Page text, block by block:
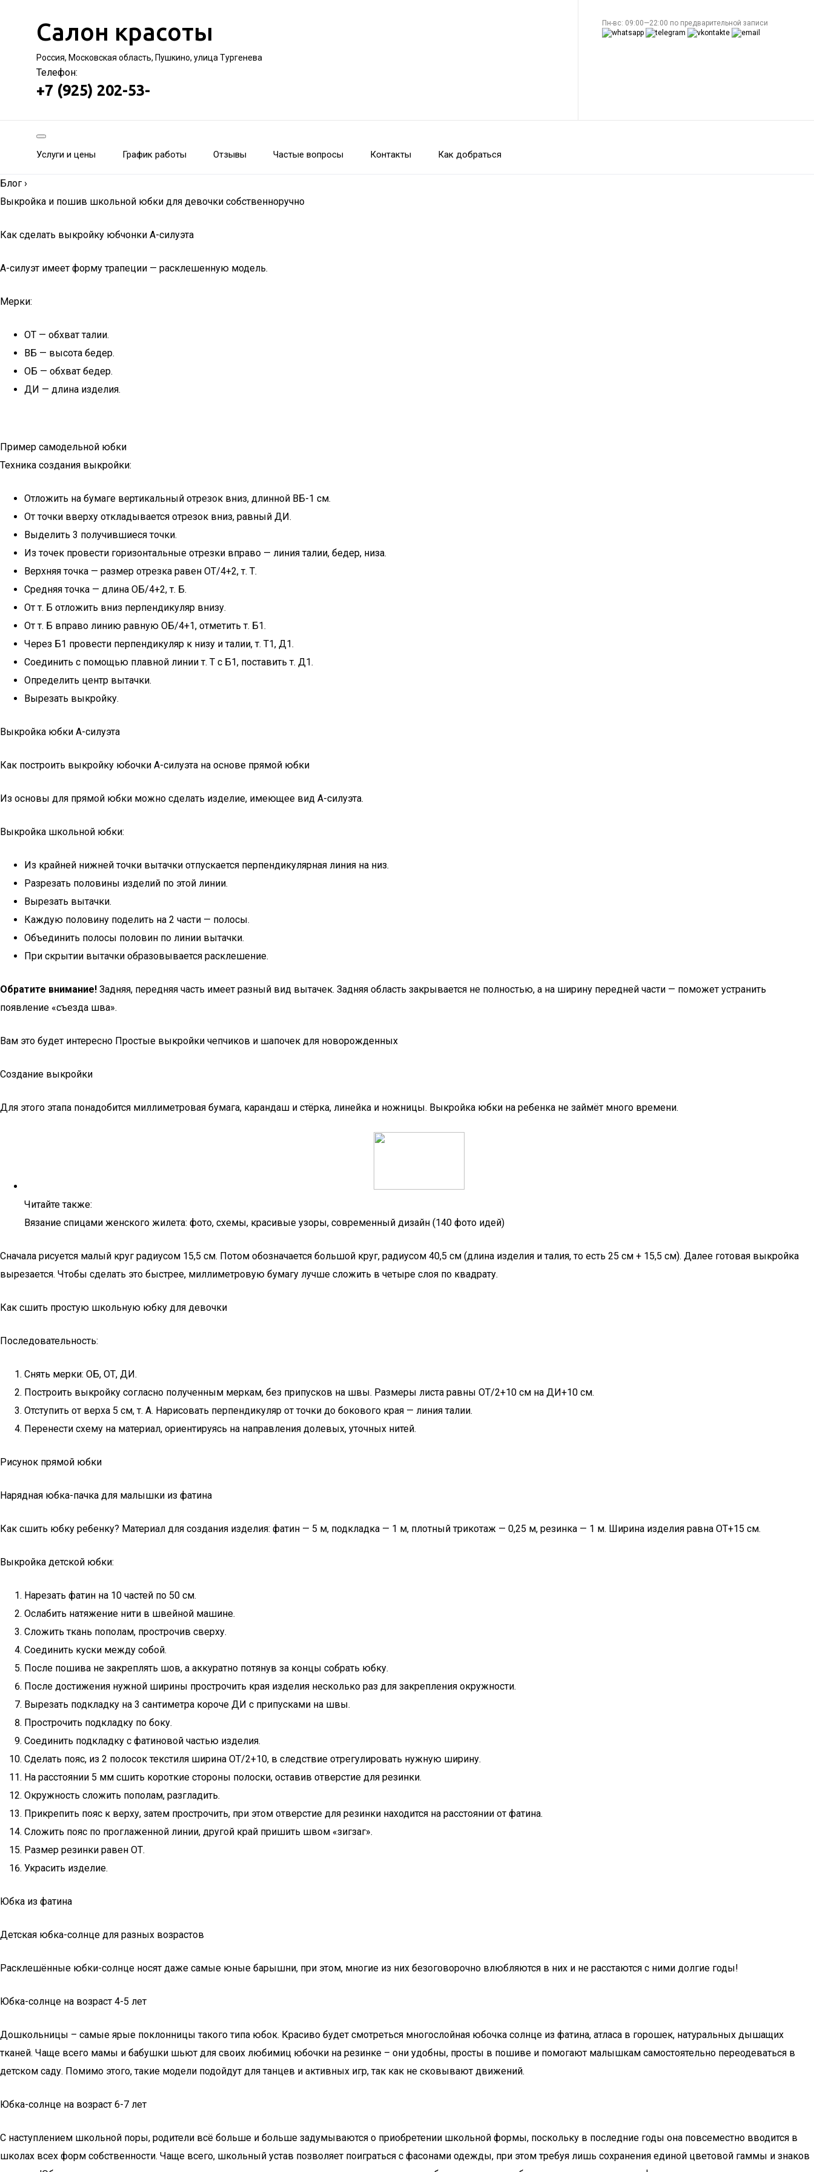
Салон красоты
Россия, Московская область, Пушкино, улица Тургенева
Телефон:
+7 (925) 202-53-
Пн-вс: 09:00—22:00 по предварительной записи
Услуги и цены График работы Отзывы Частые вопросы Контакты Как добраться
Блог ›
Выкройка и пошив школьной юбки для девочки собственноручно
Как сделать выкройку юбчонки А-силуэта
А-силуэт имеет форму трапеции — расклешенную модель.
Мерки:
ОТ — обхват талии.
ВБ — высота бедер.
ОБ — обхват бедер.
ДИ — длина изделия.
Пример самодельной юбки
Техника создания выкройки:
Отложить на бумаге вертикальный отрезок вниз, длинной ВБ-1 см.
От точки вверху откладывается отрезок вниз, равный ДИ.
Выделить 3 получившиеся точки.
Из точек провести горизонтальные отрезки вправо — линия талии, бедер, низа.
Верхняя точка — размер отрезка равен ОТ/4+2, т. Т.
Средняя точка — длина ОБ/4+2, т. Б.
От т. Б отложить вниз перпендикуляр внизу.
От т. Б вправо линию равную ОБ/4+1, отметить т. Б1.
Через Б1 провести перпендикуляр к низу и талии, т. Т1, Д1.
Соединить с помощью плавной линии т. Т с Б1, поставить т. Д1.
Определить центр вытачки.
Вырезать выкройку.
Выкройка юбки А-силуэта
Как построить выкройку юбочки А-силуэта на основе прямой юбки
Из основы для прямой юбки можно сделать изделие, имеющее вид А-силуэта.
Выкройка школьной юбки:
Из крайней нижней точки вытачки отпускается перпендикулярная линия на низ.
Разрезать половины изделий по этой линии.
Вырезать вытачки.
Каждую половину поделить на 2 части — полосы.
Объединить полосы половин по линии вытачки.
При скрытии вытачки образовывается расклешение.
Обратите внимание! Задняя, передняя часть имеет разный вид вытачек. Задняя область закрывается не полностью, а на ширину передней части — поможет устранить
появление «съезда шва».
Вам это будет интересно Простые выкройки чепчиков и шапочек для новорожденных
Создание выкройки
Для этого этапа понадобится миллиметровая бумага, карандаш и стёрка, линейка и ножницы. Выкройка юбки на ребенка не займёт много времени.
Читайте также:
Вязание спицами женского жилета: фото, схемы, красивые узоры, современный дизайн (140 фото идей)
Сначала рисуется малый круг радиусом 15,5 см. Потом обозначается большой круг, радиусом 40,5 см (длина изделия и талия, то есть 25 см + 15,5 см). Далее готовая выкройка
вырезается. Чтобы сделать это быстрее, миллиметровую бумагу лучше сложить в четыре слоя по квадрату.
Как сшить простую школьную юбку для девочки
Последовательность:
Снять мерки: ОБ, ОТ, ДИ.
Построить выкройку согласно полученным меркам, без припусков на швы. Размеры листа равны ОТ/2+10 см на ДИ+10 см.
Отступить от верха 5 см, т. А. Нарисовать перпендикуляр от точки до бокового края — линия талии.
Перенести схему на материал, ориентируясь на направления долевых, уточных нитей.
Рисунок прямой юбки
Нарядная юбка-пачка для малышки из фатина
Как сшить юбку ребенку? Материал для создания изделия: фатин — 5 м, подкладка — 1 м, плотный трикотаж — 0,25 м, резинка — 1 м. Ширина изделия равна ОТ+15 см.
Выкройка детской юбки:
Нарезать фатин на 10 частей по 50 см.
Ослабить натяжение нити в швейной машине.
Сложить ткань пополам, прострочив сверху.
Соединить куски между собой.
После пошива не закреплять шов, а аккуратно потянув за концы собрать юбку.
После достижения нужной ширины прострочить края изделия несколько раз для закрепления окружности.
Вырезать подкладку на 3 сантиметра короче ДИ с припусками на швы.
Прострочить подкладку по боку.
Соединить подкладку с фатиновой частью изделия.
Сделать пояс, из 2 полосок текстиля ширина ОТ/2+10, в следствие отрегулировать нужную ширину.
На расстоянии 5 мм сшить короткие стороны полоски, оставив отверстие для резинки.
Окружность сложить пополам, разгладить.
Прикрепить пояс к верху, затем прострочить, при этом отверстие для резинки находится на расстоянии от фатина.
Сложить пояс по проглаженной линии, другой край пришить швом «зигзаг».
Размер резинки равен ОТ.
Украсить изделие.
Юбка из фатина
Детская юбка-солнце для разных возрастов
Расклешённые юбки-солнце носят даже самые юные барышни, при этом, многие из них безоговорочно влюбляются в них и не расстаются с ними долгие годы!
Юбка-солнце на возраст 4-5 лет
Дошкольницы – самые ярые поклонницы такого типа юбок. Красиво будет смотреться многослойная юбочка солнце из фатина, атласа в горошек, натуральных дышащих
тканей. Чаще всего мамы и бабушки шьют для своих любимиц юбочки на резинке – они удобны, просты в пошиве и помогают малышкам самостоятельно переодеваться в
детском саду. Помимо этого, такие модели подойдут для танцев и активных игр, так как не сковывают движений.
Юбка-солнце на возраст 6-7 лет
С наступлением школьной поры, родители всё больше и больше задумываются о приобретении школьной формы, поскольку в последние годы она повсеместно вводится в
школах всех форм собственности. Чаще всего, школьный устав позволяет поиграться с фасонами одежды, при этом требуя лишь сохранения единой цветовой гаммы и знаков